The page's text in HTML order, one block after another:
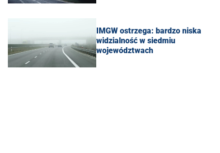
IMGW ostrzega: bardzo niska
widzialność w siedmiu
województwach